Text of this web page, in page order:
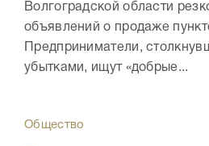
Волгоградской области
объявлений о продаже
Предприниматели,
убытками, ищут «добрые...
Общество